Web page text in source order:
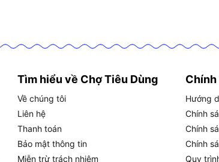
ổn định khi mất điện, đặc biệt ở các
cố lưới điện.
tạm thời
Tìm hiểu về Chợ Tiêu Dùng
Về chúng tôi
Liên hệ
Thanh toán
Bảo mật thông tin
Miễn trừ trách nhiệm
Chính
Hướng
Chính
Chính
Chính
Quy